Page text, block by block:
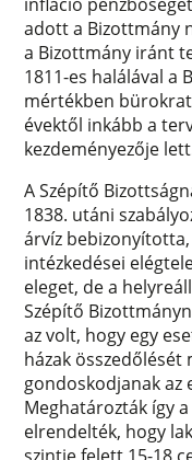
adott a Bizottmány
a Bizottmány iránt
1811-es halálával a
mértékben
évektől inkább a
kezdeményezője
A Szépítő
1838. utáni
árvíz
intézkedései
eleget, de a
Szépítő
az volt, hogy egy
házak összedőlését
gondoskodjanak az
Meghatározták így
elrendelték, hogy